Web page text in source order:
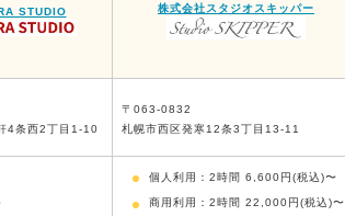
STUDIO
株式会社スタジオスキッパー
4条西2丁目1-10
〒063-0832
札幌市西区発寒12条3丁目13-11
個人利用：2時間 6,600円(税込)〜
商用利用：2時間 22,000円(税込)〜